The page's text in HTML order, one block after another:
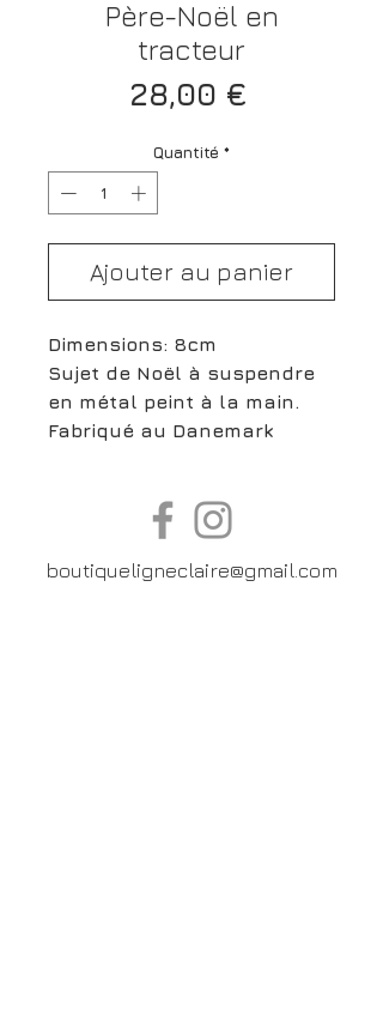
Père-Noël en
tracteur
28,00 €
Quantité *
Ajouter au panier
Dimensions: 8cm
Sujet de Noël à suspendre
en métal peint à la main.
Fabriqué au Danemark
boutiqueligneclaire@gmail.com